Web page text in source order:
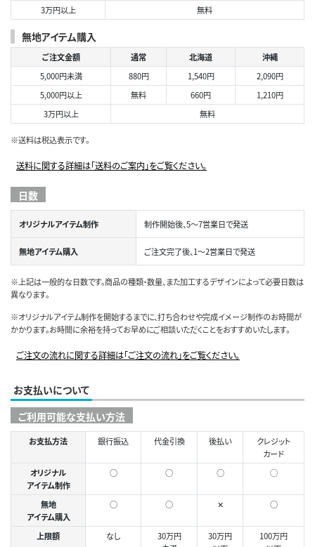
3万円以上
無料
無地アイテム購入
ご注文金額 通常 北海道
沖縄
5,000円未満
880円 1,540円
2,090円
5,000円以上
無料 660円
1,210円
3万円以上
無料
※送料は税込表示です。
送料に関する詳細は「送料のご案内」をご覧ください。
日数
オリジナルアイテム制作 制作開始後、5～7営業日で発送
無地アイテム購入 ご注文完了後、1～2営業日で発送
※上記は一般的な日数です。商品の種類・数量、また加工するデザインによって必要日数は
異なります。
※オリジナルアイテム制作を開始するまでに、打ち合わせや完成イメージ制作のお時間が
かかります。お時間に余裕を持ってお早めにご相談いただくことをおすすめいたします。
ご注文の流れに関する詳細は「ご注文の流れ」をご覧ください。
お支払いについて
ご利用可能な支払い方法
お支払方法 銀行振込 代金引換 後払い
クレジット
カード
オリジナル
アイテム制作
○ ○ ○ ◯
無地
アイテム購入
○ ○ ✕ ○
上限額 なし
30万円
30万円
100万円